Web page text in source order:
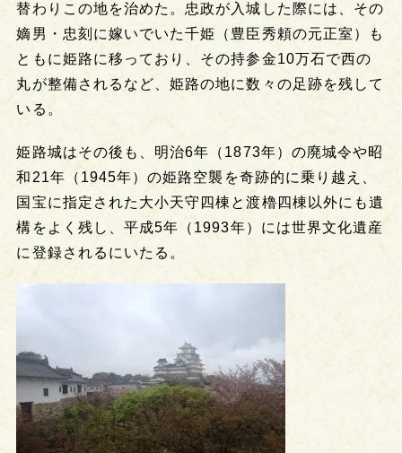
替わりこの地を治めた。忠政が入城した際には、その
嫡男・忠刻に嫁いでいた千姫（豊臣秀頼の元正室）も
ともに姫路に移っており、その持参金10万石で西の
丸が整備されるなど、姫路の地に数々の足跡を残して
いる。
姫路城はその後も、明治6年（1873年）の廃城令や昭
和21年（1945年）の姫路空襲を奇跡的に乗り越え、
国宝に指定された大小天守四棟と渡櫓四棟以外にも遺
構をよく残し、平成5年（1993年）には世界文化遺産
に登録されるにいたる。